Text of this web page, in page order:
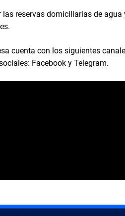
reservas domiciliarias de
cuenta con los siguientes
Facebook y Telegram.